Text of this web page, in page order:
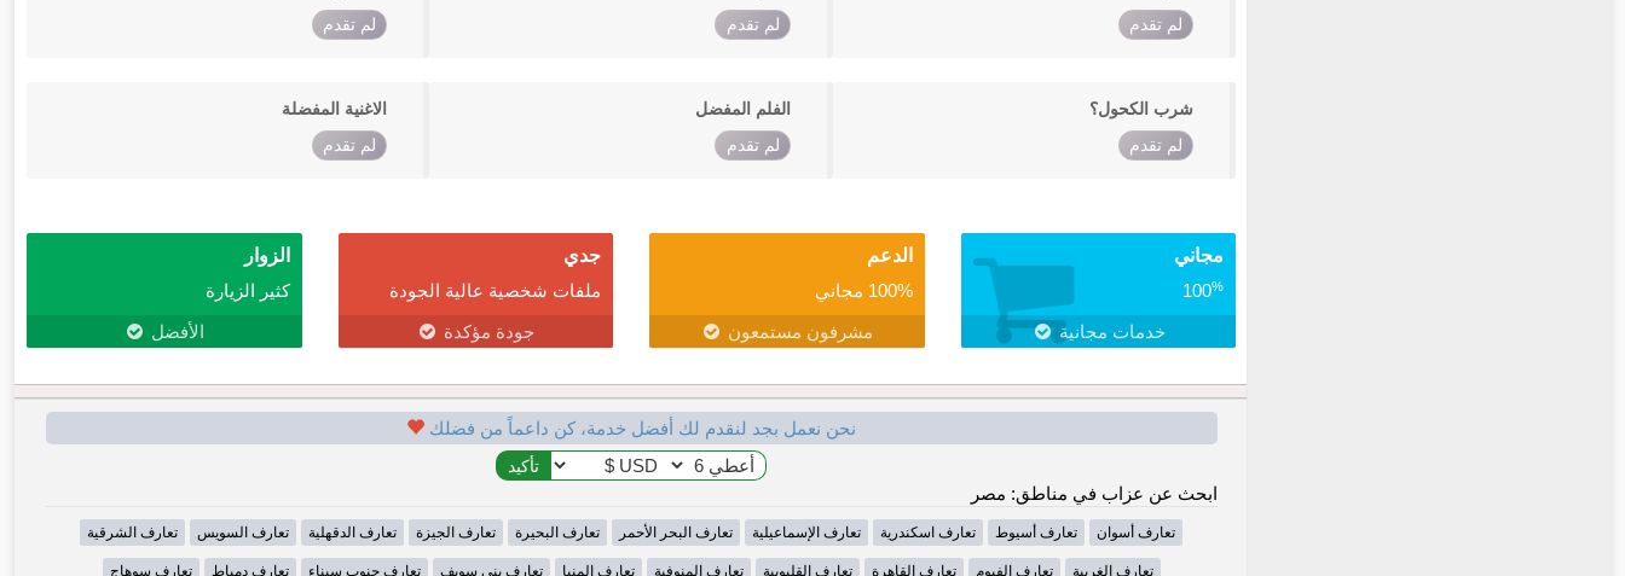
لم تقدم لم تقدم لم تقدم
شرب الكحول؟
لم تقدم
الفلم المفضل
لم تقدم
الاغنية المفضلة
لم تقدم
مجاني
100%
خدمات مجانية
الدعم
100% مجاني
مشرفون مستمعون
جدي
ملفات شخصية عالية الجودة
جودة مؤكدة
الزوار
كثير الزيارة
الأفضل
نحن نعمل بجد لنقدم لك أفضل خدمة، كن داعماً من فضلك
ابحث عن عزاب في مناطق: مصر
تعارف أسوان تعارف أسيوط تعارف اسكندرية تعارف الإسماعيلية تعارف البحر الأحمر تعارف البحيرة تعارف الجيزة تعارف الدقهلية تعارف السويس تعارف الشرقية
تعارف الغربية تعارف الفيوم تعارف القاهرة تعارف القليوبية تعارف المنوفية تعارف المنيا تعارف بني سويف تعارف جنوب سيناء تعارف دمياط تعارف سوهاج